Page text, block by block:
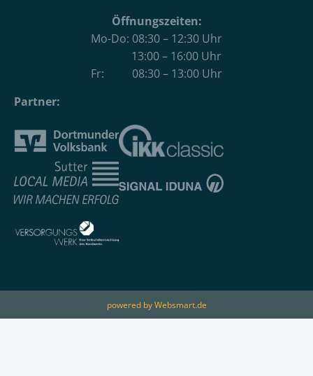
Öffnungszeiten:
Mo-Do: 08:30 – 12:30 Uhr
13:00 – 16:00 Uhr
Fr: 08:30 – 13:00 Uhr
Partner:
powered by Websmart.de